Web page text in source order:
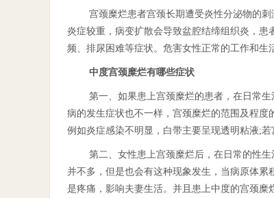
宫颈糜烂患者宫颈长期遭受炎性分泌物的
炎症较重，病变扩散会导致盆腔结缔组织炎，
频、排尿困难等症状。危害女性正常的工作和生
中度宫颈糜烂有哪些症状
第一、如果患上宫颈糜烂的患者，在日常
病的发生症状也不一样，宫颈糜烂的范围及程度
例如炎症感染不明显，白带主要呈现透明粘液;
第二、女性患上宫颈糜烂后，在日常的性
并不多，但是也会有这种现象发生，当病原体
是疼痛，影响夫妻生活。并且患上中度的宫颈糜